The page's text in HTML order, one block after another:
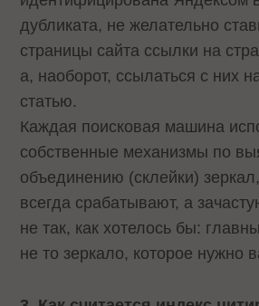
дубликата, не желательно
страницы сайта ссылки на
а, наоборот, ссылаться с них
статью.
Каждая поисковая машина
собственные механизмы по
объединению (склейки)
всегда срабатывают, а
не так, как хотелось бы:
не то зеркало, которое нужно